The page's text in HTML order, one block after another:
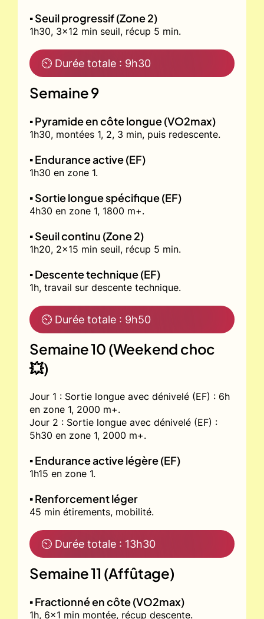
▪️ Seuil progressif (Zone 2)
1h30, 3x12 min seuil, récup 5 min.
⏲ Durée totale : 9h30
Semaine 9
▪️ Pyramide en côte longue (VO2max)
1h30, montées 1, 2, 3 min, puis redescente.
▪️ Endurance active (EF)
1h30 en zone 1.
▪️ Sortie longue spécifique (EF)
4h30 en zone 1, 1800 m+.
▪️ Seuil continu (Zone 2)
1h20, 2x15 min seuil, récup 5 min.
▪️ Descente technique (EF)
1h, travail sur descente technique.
⏲ Durée totale : 9h50
Semaine 10 (Weekend choc
💥)
Jour 1 : Sortie longue avec dénivelé (EF) : 6h
en zone 1, 2000 m+.
Jour 2 : Sortie longue avec dénivelé (EF) :
5h30 en zone 1, 2000 m+.
▪️ Endurance active légère (EF)
1h15 en zone 1.
▪️ Renforcement léger
45 min étirements, mobilité.
⏲ Durée totale : 13h30
Semaine 11 (Affûtage)
▪️ Fractionné en côte (VO2max)
1h, 6x1 min montée, récup descente.